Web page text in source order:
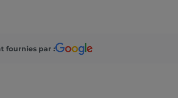
fournies par :